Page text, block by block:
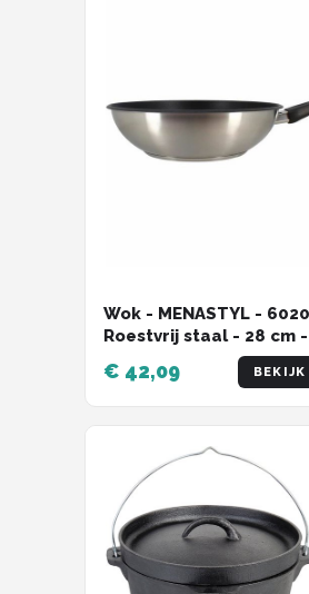
Wok - MENASTYL -
Roestvrij staal - 28 cm
branders inclusief
€ 42,09